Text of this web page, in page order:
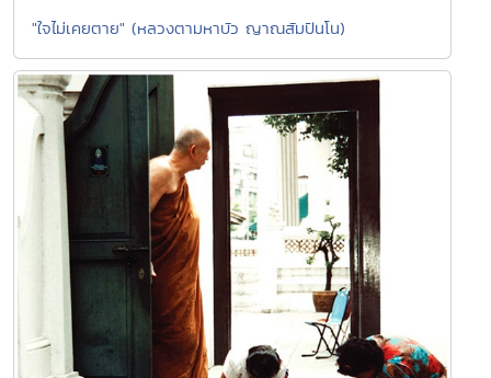
"ใจไม่เคยตาย" (หลวงตามหาบัว ญาณสัมปันโน)